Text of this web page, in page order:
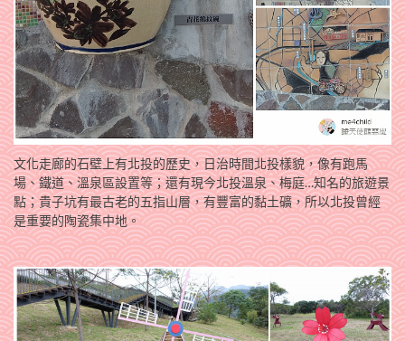
文化走廊的石壁上有北投的歷史，日治時間北投樣貌，像有跑馬
場、鐵道、溫泉區設置等；還有現今北投溫泉、梅庭…知名的旅遊景
點；貴子坑有最古老的五指山層，有豐富的黏土礦，所以北投曾經
是重要的陶瓷集中地。